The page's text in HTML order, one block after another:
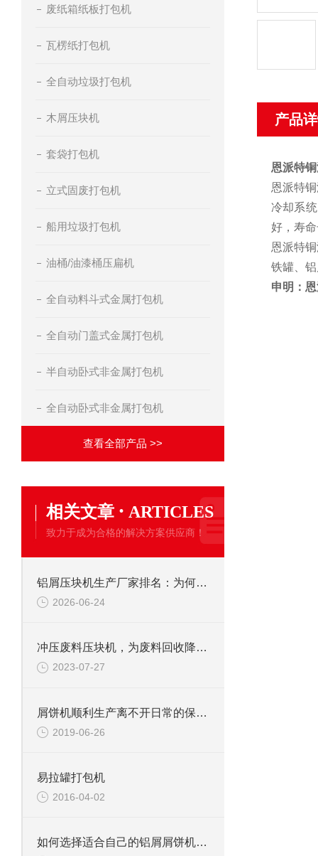
废纸箱纸板打包机
瓦楞纸打包机
全自动垃圾打包机
木屑压块机
套袋打包机
立式固废打包机
船用垃圾打包机
油桶/油漆桶压扁机
全自动料斗式金属打包机
全自动门盖式金属打包机
半自动卧式非金属打包机
全自动卧式非金属打包机
查看全部产品 >>
相关文章 · ARTICLES
致力于成为合格的解决方案供应商！
铝屑压块机生产厂家排名：为何恩派特成为行业的“优选品牌”？
2026-06-24
冲压废料压块机，为废料回收降本增效
2023-07-27
屑饼机顺利生产离不开日常的保养工作
2019-06-26
易拉罐打包机
2016-04-02
如何选择适合自己的铝屑屑饼机？——从生产需求到品牌推荐的全面指南
产品
恩派特
恩派特
冷却系
好，寿
恩派特
铁罐、
申明：